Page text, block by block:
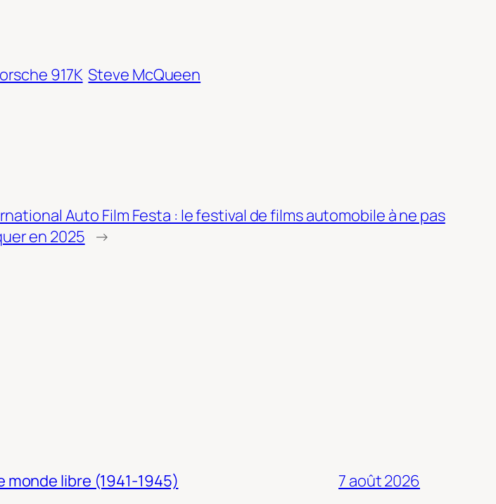
917K Steve McQueen
Auto Film Festa : le festival de films automobile à ne pas
en 2025 →
monde libre (1941-1945) 7 août 2026